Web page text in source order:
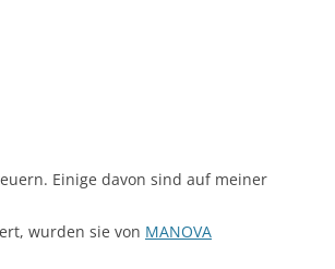
Einige davon sind auf meiner
wurden sie von MANOVA